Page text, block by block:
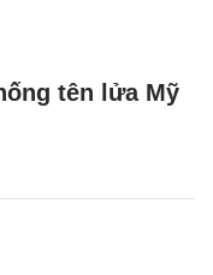
tên lửa Mỹ